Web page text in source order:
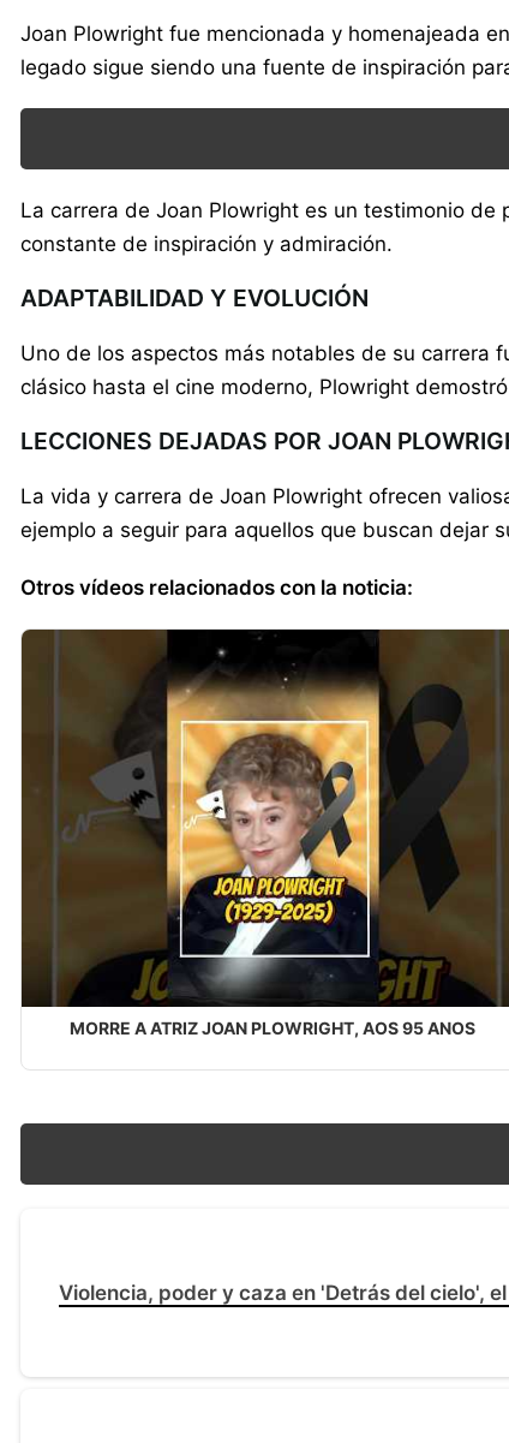
Joan Plowright fue mencionada y homenajeada
legado sigue siendo una fuente de inspiración
La carrera de Joan Plowright es un testimonio
constante de inspiración y admiración.
ADAPTABILIDAD Y EVOLUCIÓN
Uno de los aspectos más notables de su carrera
clásico hasta el cine moderno, Plowright
LECCIONES DEJADAS POR JOAN
La vida y carrera de Joan Plowright ofrecen
ejemplo a seguir para aquellos que buscan dejar
Otros vídeos relacionados con la noticia:
MORRE A ATRIZ JOAN PLOWRIGHT, AOS 95 ANOS
Violencia, poder y caza en 'Detrás del cielo',